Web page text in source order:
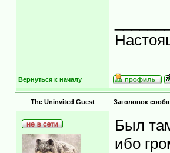
Вернуться к началу
The Uninvited Guest Заголовок
Был
ибо